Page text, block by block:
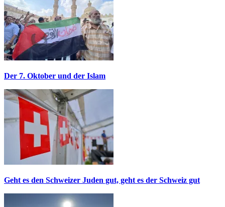
Der 7. Oktober und der Islam
Geht es den Schweizer Juden gut, geht es der Schweiz gut